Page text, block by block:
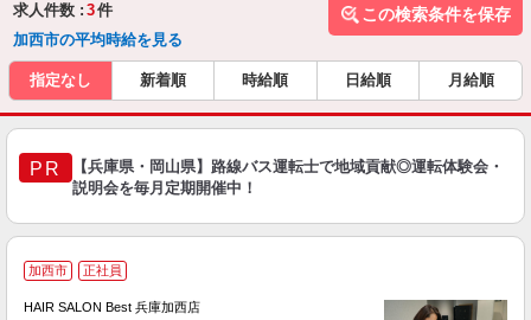
求人件数 : 3件
加西市の平均時給を見る
この検索条件を保存
指定なし 新着順 時給順 日給順 月給順
PR
【兵庫県・岡山県】路線バス運転士で地域貢献◎運転体験会・
説明会を毎月定期開催中！
加西市 正社員
HAIR SALON Best 兵庫加西店